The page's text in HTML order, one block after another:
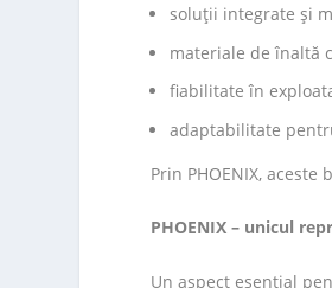
soluții integrate și
materiale de înaltă
fiabilitate în
adaptabilitate
Prin PHOENIX,
PHOENIX – unicul
Un aspect esențial